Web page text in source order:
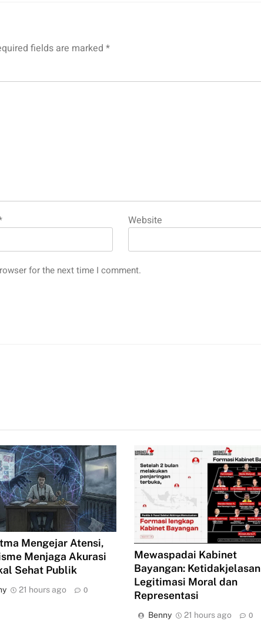
fields are marked *
Website
for the next time I comment.
Mengejar Atensi,
Menjaga Akurasi
Sehat Publik
21 hours ago 0
Mewaspadai Kabinet
Bayangan: Ketidakjelasan
Legitimasi Moral dan
Representasi
Benny 21 hours ago 0